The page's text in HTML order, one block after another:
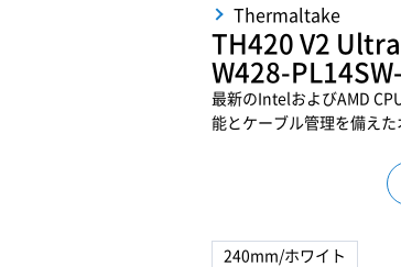
Thermaltake
TH420 V2
W428-
最新のIntelおよびAMD
能とケーブル管理を備え
240mm/ホワイト